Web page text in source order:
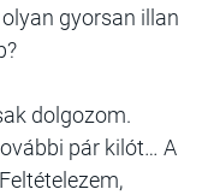
gyorsan illan
dolgozom.
pár kilót… A